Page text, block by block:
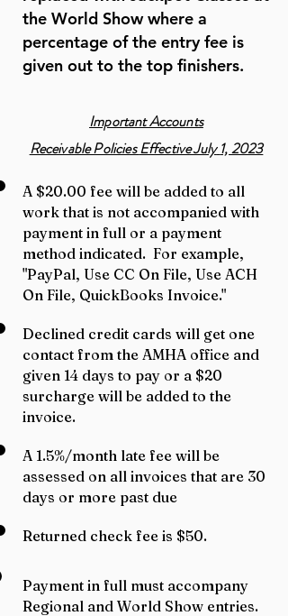
the World Show where a
percentage of the entry fee is
given out to the top finishers.
Important Accounts
Receivable PoliciesEffective July 1, 2023
A $20.00 fee will be added to all
work that is not accompanied with
payment in full or a payment
method indicated. For example,
"PayPal, Use CC On File, Use ACH
On File, QuickBooks Invoice."
Declined credit cards will get one
contact from the AMHA office and
given 14 days to pay or a $20
surcharge will be added to the
invoice.
A 1.5%/month late fee will be
assessed on all invoices that are 30
days or more past due
Returned check fee is $50.
Payment in full must accompany
Regional and World Show entries.